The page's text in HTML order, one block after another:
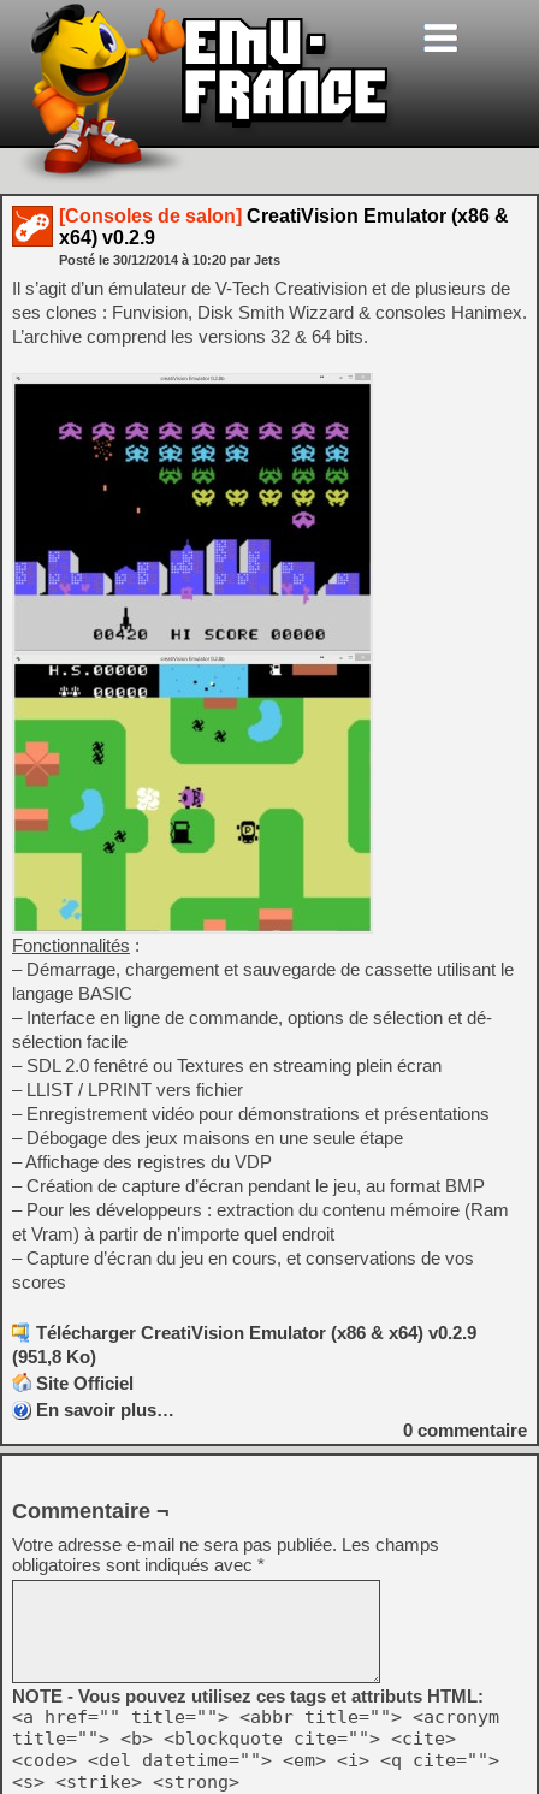
[Consoles de salon] CreatiVision Emulator (x86 &
x64) v0.2.9
Posté le 30/12/2014 à 10:20 par Jets
Il s’agit d’un émulateur de V-Tech Creativision et de plusieurs de
ses clones : Funvision, Disk Smith Wizzard & consoles Hanimex.
L’archive comprend les versions 32 & 64 bits.
Fonctionnalités :
– Démarrage, chargement et sauvegarde de cassette utilisant le
langage BASIC
– Interface en ligne de commande, options de sélection et dé-
sélection facile
– SDL 2.0 fenêtré ou Textures en streaming plein écran
– LLIST / LPRINT vers fichier
– Enregistrement vidéo pour démonstrations et présentations
– Débogage des jeux maisons en une seule étape
– Affichage des registres du VDP
– Création de capture d’écran pendant le jeu, au format BMP
– Pour les développeurs : extraction du contenu mémoire (Ram
et Vram) à partir de n’importe quel endroit
– Capture d’écran du jeu en cours, et conservations de vos
scores
Télécharger CreatiVision Emulator (x86 & x64) v0.2.9
(951,8 Ko)
Site Officiel
En savoir plus…
0 commentaire
Commentaire ¬
Votre adresse e-mail ne sera pas publiée. Les champs
obligatoires sont indiqués avec *
NOTE - Vous pouvez utilisez ces tags et attributs HTML:
<a href="" title=""> <abbr title=""> <acronym
title=""> <b> <blockquote cite=""> <cite>
<code> <del datetime=""> <em> <i> <q cite="">
<s> <strike> <strong>